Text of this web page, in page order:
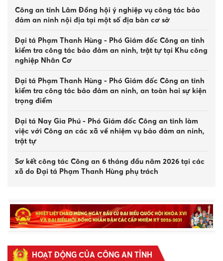
Công an xã Đạ Tẻh 2 tăng cường kiểm
phương tiện
4 giờ trước| 142
Công an tỉnh Lâm Đồng hội ý nghiệp vụ công tác bảo
đảm an ninh nội địa tại một số địa bàn cơ sở
Đại tá Phạm Thanh Hùng - Phó Giám đốc Công an tỉnh
kiểm tra công tác bảo đảm an ninh, trật tự tại Khu công
nghiệp Nhân Cơ
Đại tá Phạm Thanh Hùng - Phó Giám đốc Công an tỉnh
kiểm tra công tác bảo đảm an ninh, an toàn hai sự kiện
trọng điểm
Đại tá Nay Gia Phú - Phó Giám đốc Công an tỉnh làm
việc với Công an các xã về nhiệm vụ bảo đảm an ninh,
trật tự
Sơ kết công tác Công an 6 tháng đầu năm 2026 tại các
xã do Đại tá Phạm Thanh Hùng phụ trách
Bộ trưởng Lương Tam Quang gửi Thư chúc mừng nhân
HOẠT ĐỘNG CỦA CÔNG AN TỈNH